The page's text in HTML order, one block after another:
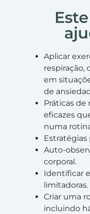
Aplicar
respiração,
em
de
Práticas de
eficazes
numa
Estratégias
Auto-
corporal.
Identificar
limitadoras.
Criar uma
incluindo